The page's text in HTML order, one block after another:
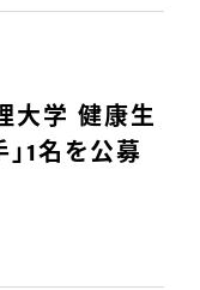
大学 健康生
1名を公募